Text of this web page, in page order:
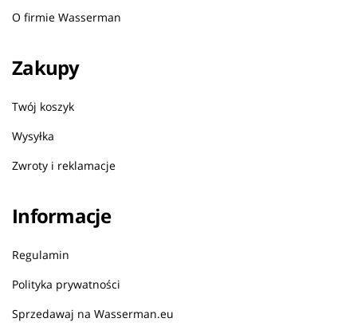
O firmie Wasserman
Zakupy
Twój koszyk
Wysyłka
Zwroty i reklamacje
Informacje
Regulamin
Polityka prywatności
Sprzedawaj na Wasserman.eu